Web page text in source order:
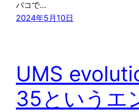
バコで…
2024年5月10日
UMS
35というエ